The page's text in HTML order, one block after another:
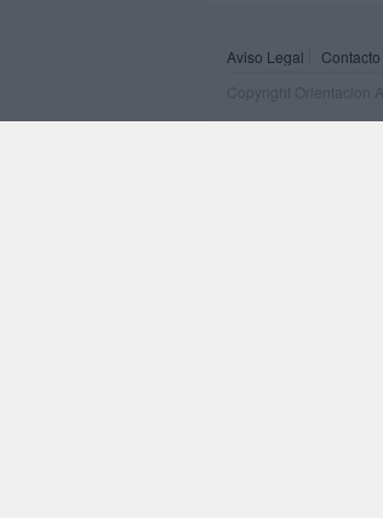
Aviso Legal Contacto